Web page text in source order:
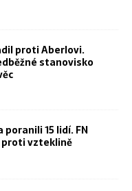
proti Aberlovi.
stanovisko
15 lidí. FN
proti vzteklině